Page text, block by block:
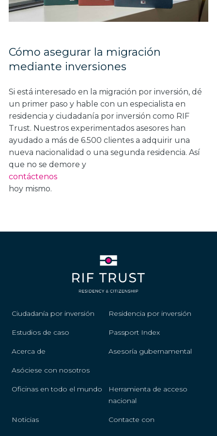
Cómo asegurar la migración
mediante inversiones
Si está interesado en la migración por inversión, dé
un primer paso y hable con un especialista en
residencia y ciudadanía por inversión como RIF
Trust. Nuestros experimentados asesores han
ayudado a más de 6.500 clientes a adquirir una
nueva nacionalidad o una segunda residencia. Así
que no se demore y
contáctenos
hoy mismo.
Ciudadanía por inversión Residencia por inversión
Estudios de caso Passport Index
Acerca de Asesoría gubernamental
Asóciese con nosotros
Oficinas en todo el mundo
Herramienta de acceso
nacional
Noticias Contacte con